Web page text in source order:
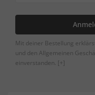
Mit deiner Bestellung
und den Allgemeinen
einverstanden. [+]